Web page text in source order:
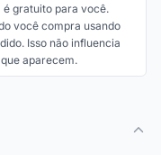
é gratuito para você.
você compra usando
Isso não influencia
aparecem.